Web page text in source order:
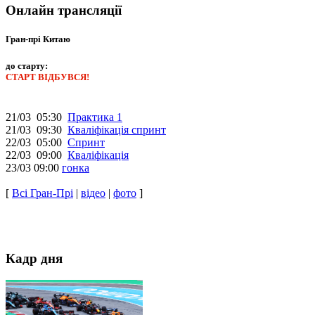
Онлайн трансляції
Гран-прі Китаю
до старту:
СТАРТ ВІДБУВСЯ!
21/03 05:30 Практика 1
21/03 09:30 Кваліфікація спринт
22/03 05:00 Спринт
22/03 09:00 Кваліфікація
23/03 09:00 гонка
[ Всі Гран-Прі | відео | фото ]
Кадр дня